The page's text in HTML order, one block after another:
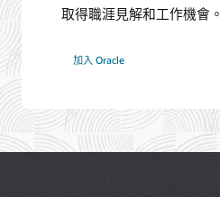
取得職涯見解和工作機會。
加入 Oracle